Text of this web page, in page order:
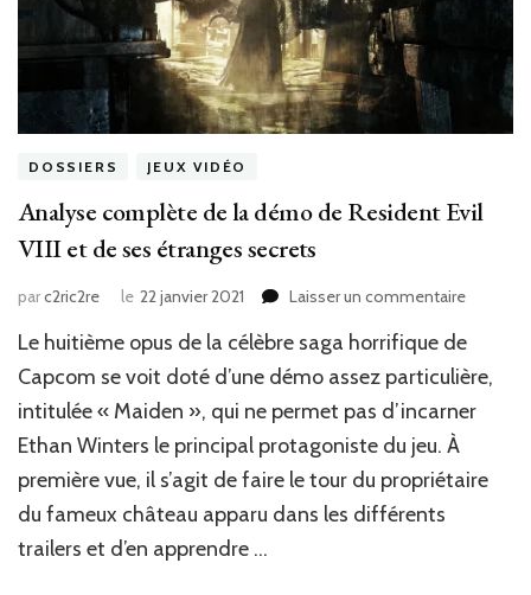
DOSSIERS JEUX VIDÉO
Analyse complète de la démo de Resident Evil
VIII et de ses étranges secrets
parc2ric2re le 22 janvier 2021 Laisser un commentairesur
de
démo
Resident
Evil
Le huitième opus de la célèbre saga horrifique de
Capcom se voit doté d’une démo assez particulière,
intitulée « Maiden », qui ne permet pas d’incarner
Ethan Winters le principal protagoniste du jeu. À
première vue, il s’agit de faire le tour du propriétaire
du fameux château apparu dans les différents
trailers et d’en apprendre …